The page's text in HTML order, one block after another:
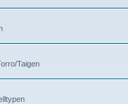
Taigen